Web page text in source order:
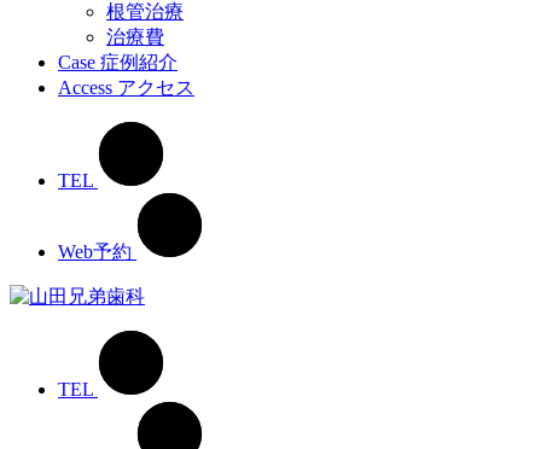
根管治療
治療費
Case 症例紹介
Access アクセス
TEL
Web予約
TEL